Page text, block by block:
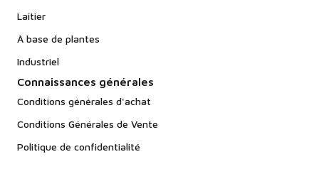
Laitier
À base de plantes
Industriel
Connaissances générales
Conditions générales d'achat
Conditions Générales de Vente
Politique de confidentialité